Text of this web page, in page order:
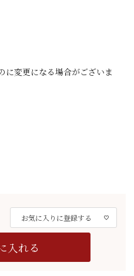
に変更になる場合がございま
お気に入りに登録する
入れる